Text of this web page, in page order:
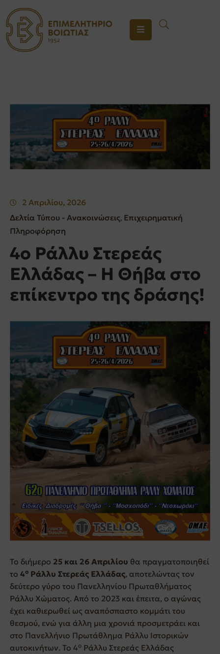
ΤΟ
ΕΠΙΜΕΛΗΤΗΡΙΟ
ΕΠΙΚΟΙΝΩΝΙΑ
2 Απριλίου, 2026
Δελτία Τύπου - Ανακοινώσεις‚ Επιχειρηματική
Πληροφόρηση
4ο Ράλλυ Στερεάς
Ελλάδας – Η Θήβα στο
επίκεντρο της δράσης!
Το διήμερο 25 και 26 Απριλίου θα πραγματοποιηθεί
το 4ο Ράλλυ Στερεάς Ελλάδας, αποτελώντας τον
δεύτερο γύρο του Πανελληνίου Πρωταθλήματος
Ράλλυ Χώματος. Από το 2023 και έπειτα, ο αγώνας
έχει καθιερωθεί ως αναπόσπαστο κομμάτι του
θεσμού, ενώ για άλλη μια χρονιά προσμετράει και
στο Πανελλήνιο Πρωτάθλημα Ράλλυ Ιστορικών
αυτοκινήτων. Το 4ο Ράλλυ Στερεάς Ελλάδας